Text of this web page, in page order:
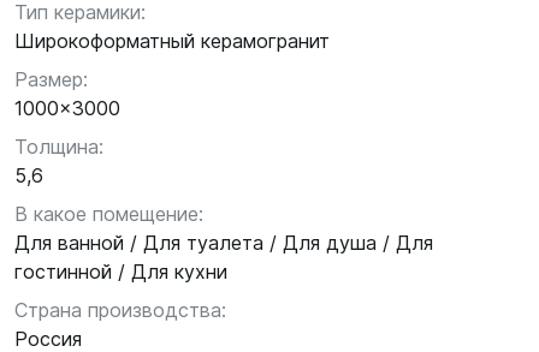
Тип керамики:
Широкоформатный керамогранит
Размер:
1000x3000
Толщина:
5,6
В какое помещение:
Для ванной / Для туалета / Для душа / Для
гостинной / Для кухни
Страна производства:
Россия